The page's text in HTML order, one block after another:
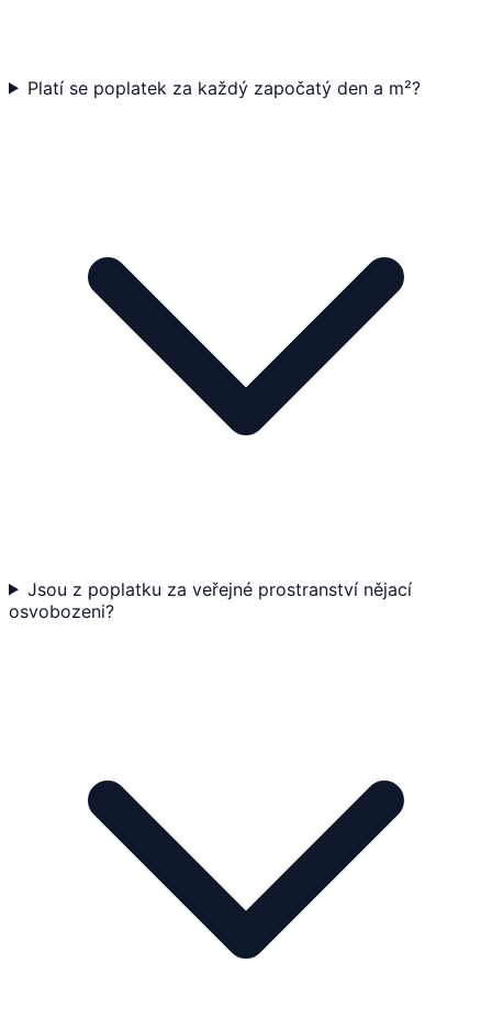
Platí se poplatek za každý započatý den a m²?
Jsou z poplatku za veřejné prostranství nějací
osvobozeni?